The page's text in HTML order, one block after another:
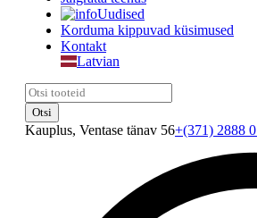
Uudised
Korduma kippuvad küsimused
Kontakt
Latvian
Kauplus, Ventase tänav 56+(371) 2888